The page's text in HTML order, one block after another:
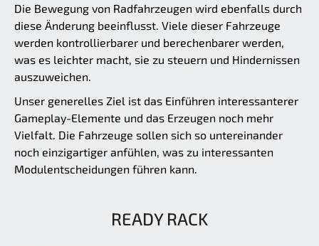
Die Bewegung von Radfahrzeugen wird ebenfalls durch
diese Änderung beeinflusst. Viele dieser Fahrzeuge
werden kontrollierbarer und berechenbarer werden,
was es leichter macht, sie zu steuern und Hindernissen
auszuweichen.
Unser generelles Ziel ist das Einführen interessanterer
Gameplay-Elemente und das Erzeugen noch mehr
Vielfalt. Die Fahrzeuge sollen sich so untereinander
noch einzigartiger anfühlen, was zu interessanten
Modulentscheidungen führen kann.
READY RACK